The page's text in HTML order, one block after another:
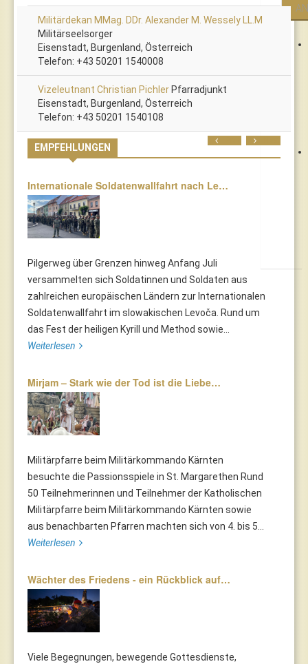
Militärdekan MMag. DDr. Alexander M. Wessely LL.M
Militärseelsorger
Eisenstadt, Burgenland, Österreich
Telefon: +43 50201 1540008
Vizeleutnant Christian Pichler Pfarradjunkt
Eisenstadt, Burgenland, Österreich
Telefon: +43 50201 1540108
EMPFEHLUNGEN
Internationale Soldatenwallfahrt nach Le…
Pilgerweg über Grenzen hinweg Anfang Juli
versammelten sich Soldatinnen und Soldaten aus
zahlreichen europäischen Ländern zur Internationalen
Soldatenwallfahrt im slowakischen Levoča. Rund um
das Fest der heiligen Kyrill und Method sowie...
Weiterlesen
Mirjam – Stark wie der Tod ist die Liebe…
Militärpfarre beim Militärkommando Kärnten
besuchte die Passionsspiele in St. Margarethen Rund
50 Teilnehmerinnen und Teilnehmer der Katholischen
Militärpfarre beim Militärkommando Kärnten sowie
aus benachbarten Pfarren machten sich von 4. bis 5...
Weiterlesen
Wächter des Friedens - ein Rückblick auf…
Viele Begegnungen, bewegende Gottesdienste,